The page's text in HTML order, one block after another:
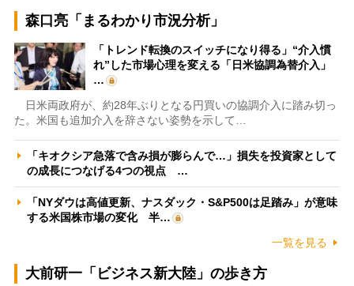
森口亮「まるわかり市況分析」
「トレンド転換のスイッチになり得る」“介入慣
れ”した市場心理を変える「日米協調為替介入」
…
日米両政府が、約28年ぶりとなる円買いの協調介入に踏み切っ
た。米国も追加介入を辞さない姿勢を示して…
「キオクシア急落で含み損が膨らんで…」損失を投資家として
の成長につなげる4つの視点 …
「NYダウは高値更新、ナスダック・S&P500は足踏み」が意味
する米国株市場の変化 半…
一覧を見る
大前研一「ビジネス新大陸」の歩き方